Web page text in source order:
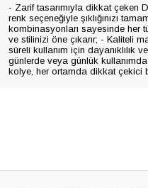
- Zarif tasarımıyla dikkat çeken
renk seçeneğiyle şıklığınızı
kombinasyonları sayesinde her
ve stilinizi öne çıkarır; - Kaliteli
süreli kullanım için dayanıklılık
günlerde veya günlük
kolye, her ortamda dikkat çekici